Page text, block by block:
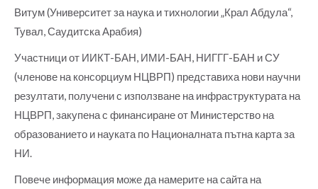
Витум (Университет за наука и тихнологии „Крал Абдула“,
Тувал, Саудитска Арабия)
Участници от ИИКТ-БАН, ИМИ-БАН, НИГГГ-БАН и СУ
(членове на консорциум НЦВРП) представиха нови научни
резултати, получени с използване на инфраструктурата на
НЦВРП, закупена с финансиране от Министерство на
образованието и науката по Националната пътна карта за
НИ.
Повече информация може да намерите на сайта на